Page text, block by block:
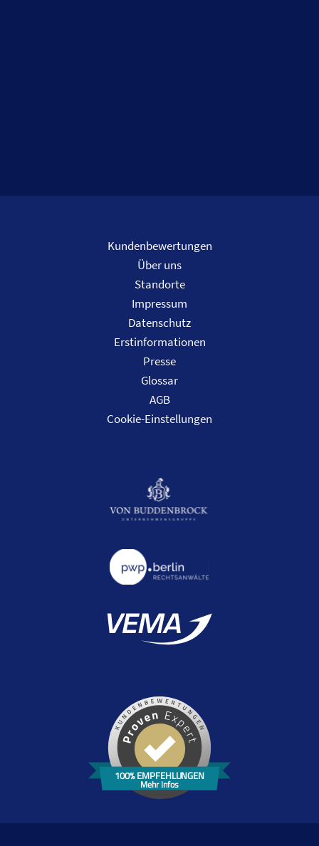
Kundenbewertungen
Über uns
Standorte
Impressum
Datenschutz
Erstinformationen
Presse
Glossar
AGB
Cookie-Einstellungen
100% EMPFEHLUNGEN
Mehr Infos